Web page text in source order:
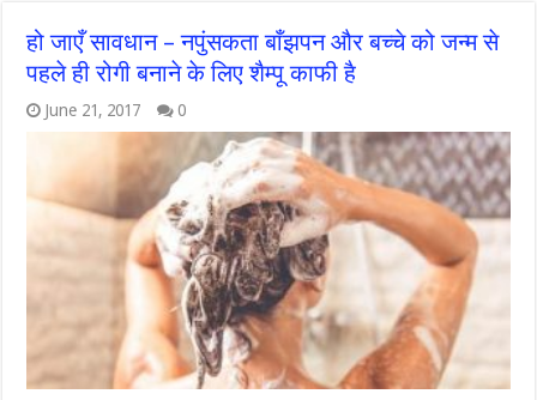
हो जाएँ सावधान – नपुंसकता बाँझपन और बच्चे को जन्म से
पहले ही रोगी बनाने के लिए शैम्पू काफी है
June 21, 2017 0